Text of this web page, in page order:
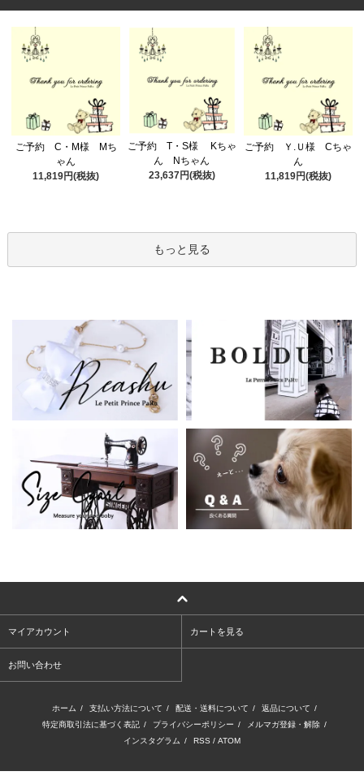
ご予約 C・M様 Mち
ゃん
11,819円(税抜)
ご予約 T・S様 Kちゃ
ん Nちゃん
23,637円(税抜)
ご予約 Ｙ.Ｕ様 Cちゃ
ん
11,819円(税抜)
もっと見る
マイアカウント カートを見る
お問い合わせ
ホーム / 支払い方法について / 配送・送料について / 返品について /
特定商取引法に基づく表記 / プライバシーポリシー / メルマガ登録・解除 /
インスタグラム / RSS / ATOM